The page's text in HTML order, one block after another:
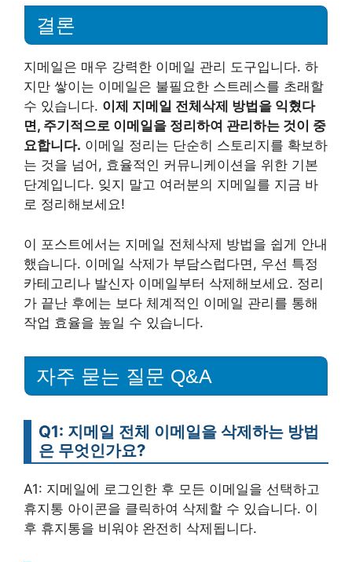
결론
지메일은 매우 강력한 이메일 관리 도구입니다. 하
지만 쌓이는 이메일은 불필요한 스트레스를 초래할
수 있습니다. 이제 지메일 전체삭제 방법을 익혔다
면, 주기적으로 이메일을 정리하여 관리하는 것이 중
요합니다. 이메일 정리는 단순히 스토리지를 확보하
는 것을 넘어, 효율적인 커뮤니케이션을 위한 기본
단계입니다. 잊지 말고 여러분의 지메일를 지금 바
로 정리해보세요!
이 포스트에서는 지메일 전체삭제 방법을 쉽게 안내
했습니다. 이메일 삭제가 부담스럽다면, 우선 특정
카테고리나 발신자 이메일부터 삭제해보세요. 정리
가 끝난 후에는 보다 체계적인 이메일 관리를 통해
작업 효율을 높일 수 있습니다.
자주 묻는 질문 Q&A
Q1: 지메일 전체 이메일을 삭제하는 방법
은 무엇인가요?
A1: 지메일에 로그인한 후 모든 이메일을 선택하고
휴지통 아이콘을 클릭하여 삭제할 수 있습니다. 이
후 휴지통을 비워야 완전히 삭제됩니다.